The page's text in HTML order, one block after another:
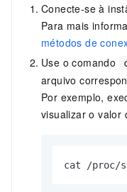
Conecte-se à
Para mais
métodos de
Use o comando
arquivo
Por exemplo,
visualizar o valor
cat /proc/